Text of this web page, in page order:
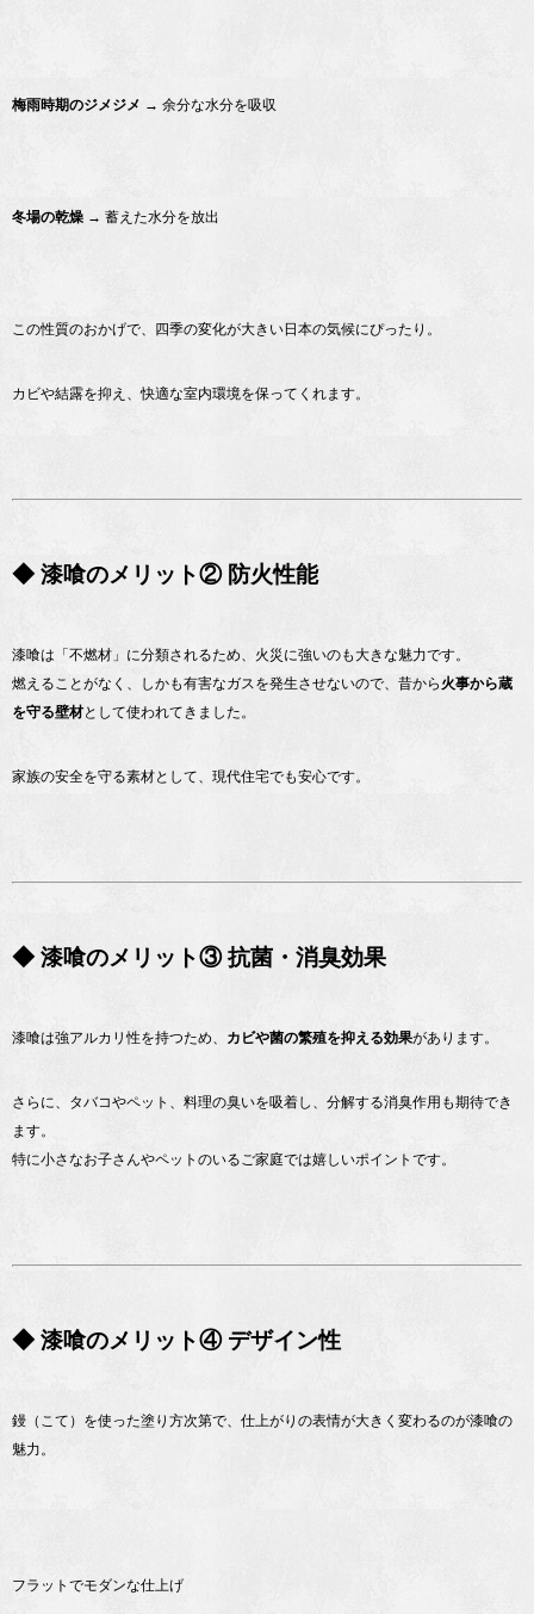
梅雨時期のジメジメ → 余分な水分を吸収
冬場の乾燥 → 蓄えた水分を放出
この性質のおかげで、四季の変化が大きい日本の気候にぴったり。
カビや結露を抑え、快適な室内環境を保ってくれます。
◆ 漆喰のメリット② 防火性能
漆喰は「不燃材」に分類されるため、火災に強いのも大きな魅力です。
燃えることがなく、しかも有害なガスを発生させないので、昔から 火事から蔵
を守る壁材として使われてきました。
家族の安全を守る素材として、現代住宅でも安心です。
◆ 漆喰のメリット③ 抗菌・消臭効果
漆喰は強アルカリ性を持つため、 カビや菌の繁殖を抑える効果があります。
さらに、タバコやペット、料理の臭いを吸着し、分解する消臭作用も期待でき
ます。
特に小さなお子さんやペットのいるご家庭では嬉しいポイントです。
◆ 漆喰のメリット④ デザイン性
鏝（こて）を使った塗り方次第で、仕上がりの表情が大きく変わるのが漆喰の
魅力。
フラットでモダンな仕上げ